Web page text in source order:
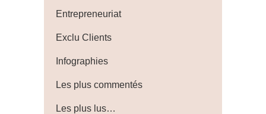
Entrepreneuriat
Exclu Clients
Infographies
Les plus commentés
Les plus lus…